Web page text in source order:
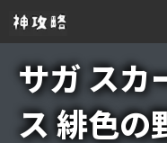
サガ スカ
ス 緋色の